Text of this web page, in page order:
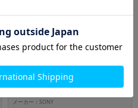
【ネットワーク利用制限－】Xperia5
V SO-53D プラチナシルバー【doco
mo版SIMフリー】
メーカー：SONY